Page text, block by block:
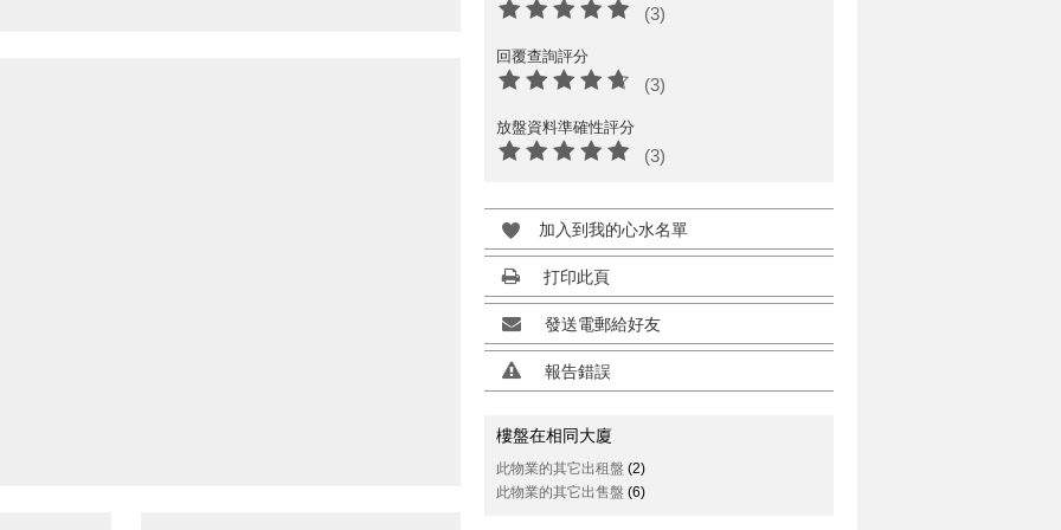
(3)
回覆查詢評分
(3)
放盤資料準確性評分
(3)
加入到我的心水名單
打印此頁
發送電郵給好友
報告錯誤
樓盤在相同大廈
此物業的其它出租盤 (2)
此物業的其它出售盤 (6)